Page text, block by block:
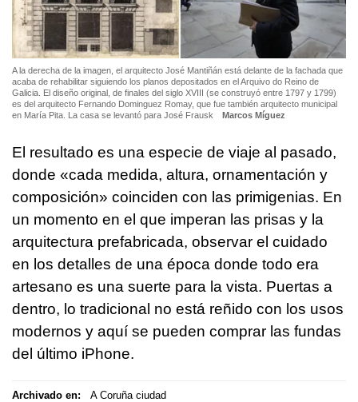
A la derecha de la imagen, el arquitecto José Mantiñán está delante de la fachada que
acaba de rehabilitar siguiendo los planos depositados en el Arquivo do Reino de
Galicia. El diseño original, de finales del siglo XVIII (se construyó entre 1797 y 1799)
es del arquitecto Fernando Dominguez Romay, que fue también arquitecto municipal
en María Pita. La casa se levantó para José Frausk
Marcos Míguez
El resultado es una especie de viaje al pasado,
donde «cada medida, altura, ornamentación y
composición» coinciden con las primigenias. En
un momento en el que imperan las prisas y la
arquitectura prefabricada, observar el cuidado
en los detalles de una época donde todo era
artesano es una suerte para la vista. Puertas a
dentro, lo tradicional no está reñido con los usos
modernos y aquí se pueden comprar las fundas
del último iPhone.
Archivado en: A Coruña ciudad